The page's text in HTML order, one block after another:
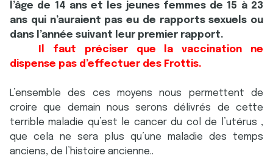
l’âge de 14 ans et les jeunes femmes de 15 à 23
ans qui n’auraient pas eu de rapports sexuels ou
dans l’année suivant leur premier rapport.
Il faut préciser que la vaccination ne
dispense pas d’effectuer des Frottis.
L’ensemble des ces moyens nous permettent de
croire que demain nous serons délivrés de cette
terrible maladie qu’est le cancer du col de l’utérus ,
que cela ne sera plus qu’une maladie des temps
anciens, de l’histoire ancienne..